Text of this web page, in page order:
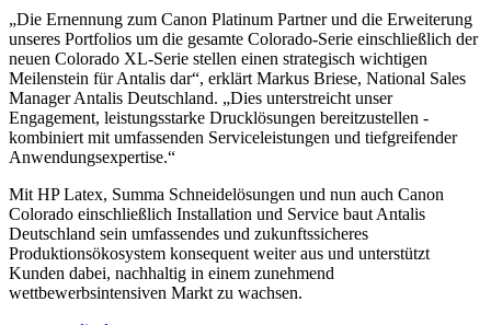
„Die Ernennung zum Canon Platinum Partner und die Erweiterung
unseres Portfolios um die gesamte Colorado-Serie einschließlich der
neuen Colorado XL-Serie stellen einen strategisch wichtigen
Meilenstein für Antalis dar“, erklärt Markus Briese, National Sales
Manager Antalis Deutschland. „Dies unterstreicht unser
Engagement, leistungsstarke Drucklösungen bereitzustellen -
kombiniert mit umfassenden Serviceleistungen und tiefgreifender
Anwendungsexpertise.“
Mit HP Latex, Summa Schneidelösungen und nun auch Canon
Colorado einschließlich Installation und Service baut Antalis
Deutschland sein umfassendes und zukunftssicheres
Produktionsökosystem konsequent weiter aus und unterstützt
Kunden dabei, nachhaltig in einem zunehmend
wettbewerbsintensiven Markt zu wachsen.